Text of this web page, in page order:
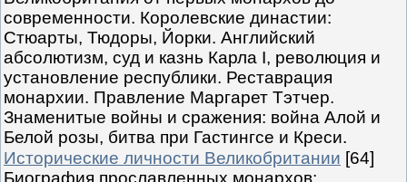
современности. Королевские династии:
Стюарты, Тюдоры, Йорки. Английский
абсолютизм, суд и казнь Карла I, революция и
установление республики. Реставрация
монархии. Правление Маргарет Тэтчер.
Знаменитые войны и сражения: война Алой и
Белой розы, битва при Гастингсе и Креси.
Исторические личности Великобритании [64]
Биография прославленных монархов: